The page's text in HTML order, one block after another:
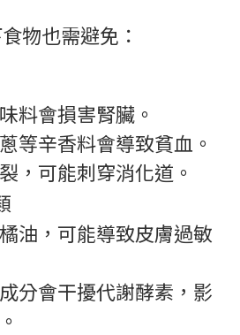
物也需避免：
料會損害腎臟。
等辛香料會導致貧血。
，可能刺穿消化道。
油，可能導致皮膚過敏
分會干擾代謝酵素，影